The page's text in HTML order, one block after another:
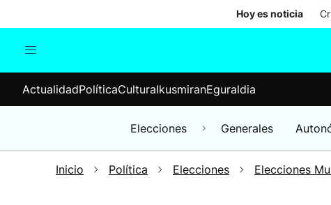
Hoy es noticia
Elecciones
ActualidadPolíticaCulturaIkusmiranEguraldia
Elecciones Generales
Inicio Política Elecciones Elecciones